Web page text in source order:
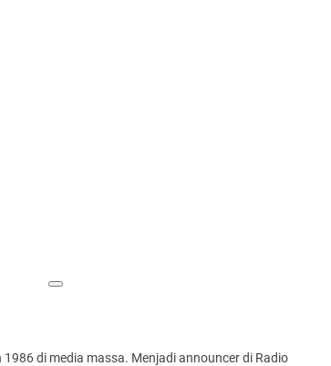
di media massa. Menjadi announcer di Radio